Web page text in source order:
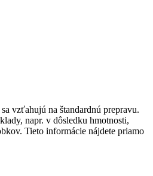
vzťahujú na štandardnú prepravu.
napr. v dôsledku hmotnosti,
Tieto informácie nájdete priamo